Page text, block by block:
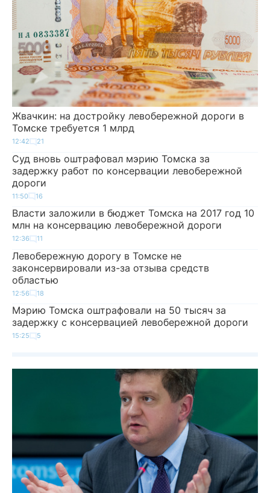
Жвачкин: на достройку левобережной дороги в
Томске требуется 1 млрд
12:42 21
Суд вновь оштрафовал мэрию Томска за
задержку работ по консервации левобережной
дороги
11:50 16
Власти заложили в бюджет Томска на 2017 год 10
млн на консервацию левобережной дороги
12:36 11
Левобережную дорогу в Томске не
законсервировали из-за отзыва средств
областью
12:56 18
Мэрию Томска оштрафовали на 50 тысяч за
задержку с консервацией левобережной дороги
15:25 5